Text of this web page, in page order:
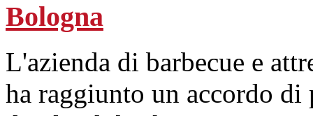
Bologna
L'azienda di barbecue e
ha raggiunto un accordo